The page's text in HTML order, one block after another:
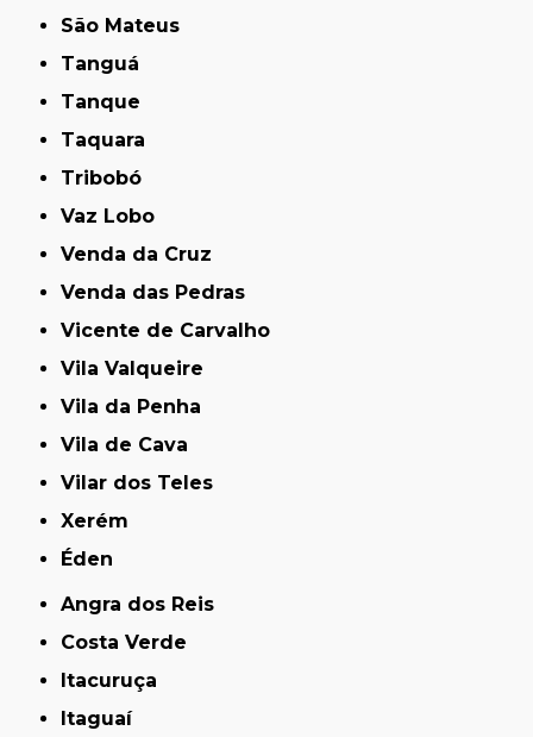
São Mateus
Tanguá
Tanque
Taquara
Tribobó
Vaz Lobo
Venda da Cruz
Venda das Pedras
Vicente de Carvalho
Vila Valqueire
Vila da Penha
Vila de Cava
Vilar dos Teles
Xerém
Éden
Angra dos Reis
Costa Verde
Itacuruça
Itaguaí